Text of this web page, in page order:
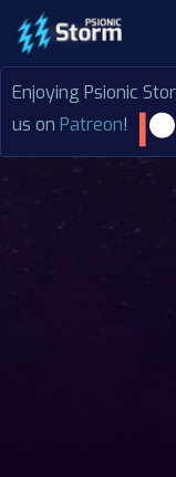
Enjoying Psionic
us on Patreon!